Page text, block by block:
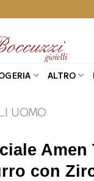
ALTRO
UOMO
Amen
con